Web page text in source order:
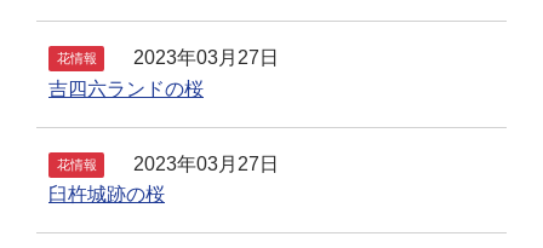
花情報
2023年03月27日
吉四六ランドの桜
花情報
2023年03月27日
臼杵城跡の桜